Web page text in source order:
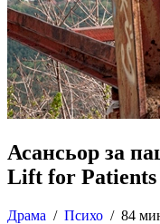
Асансьор за
Lift for Patients
Драма / Психо / 84